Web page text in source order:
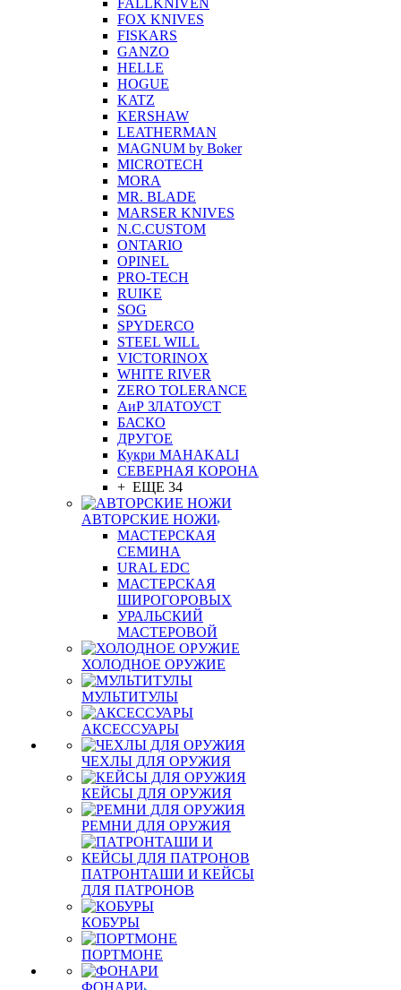
FALLKNIVEN
FOX KNIVES
FISKARS
GANZO
HELLE
HOGUE
KATZ
KERSHAW
LEATHERMAN
MAGNUM by Boker
MICROTECH
MORA
MR. BLADE
MARSER KNIVES
N.C.CUSTOM
ONTARIO
OPINEL
PRO-TECH
RUIKE
SOG
SPYDERCO
STEEL WILL
VICTORINOX
WHITE RIVER
ZERO TOLERANCE
АиР ЗЛАТОУСТ
БАСКО
ДРУГОЕ
Кукри MAHAKALI
СЕВЕРНАЯ КОРОНА
+ ЕЩЕ 34
АВТОРСКИЕ НОЖИ
МАСТЕРСКАЯ
СЕМИНА
URAL EDC
МАСТЕРСКАЯ
ШИРОГОРОВЫХ
УРАЛЬСКИЙ
МАСТЕРОВОЙ
ХОЛОДНОЕ ОРУЖИЕ
МУЛЬТИТУЛЫ
АКСЕССУАРЫ
ЧЕХЛЫ ДЛЯ ОРУЖИЯ
КЕЙСЫ ДЛЯ ОРУЖИЯ
РЕМНИ ДЛЯ ОРУЖИЯ
ПАТРОНТАШИ И КЕЙСЫ
ДЛЯ ПАТРОНОВ
КОБУРЫ
ПОРТМОНЕ
ФОНАРИ